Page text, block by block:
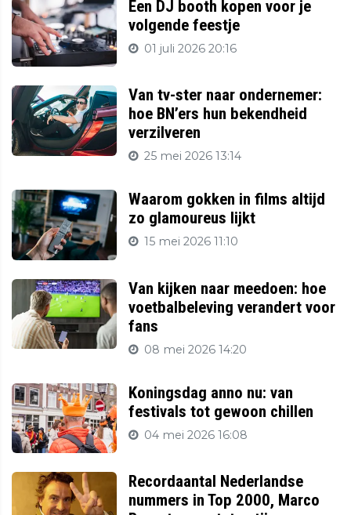
Een DJ booth kopen voor je
volgende feestje
01 juli 2026 20:16
Van tv-ster naar ondernemer:
hoe BN’ers hun bekendheid
verzilveren
25 mei 2026 13:14
Waarom gokken in films altijd
zo glamoureus lijkt
15 mei 2026 11:10
Van kijken naar meedoen: hoe
voetbalbeleving verandert voor
fans
08 mei 2026 14:20
Koningsdag anno nu: van
festivals tot gewoon chillen
04 mei 2026 16:08
Recordaantal Nederlandse
nummers in Top 2000, Marco